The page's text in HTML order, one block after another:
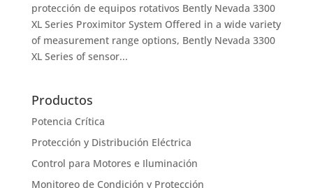
protección de equipos rotativos Bently Nevada 3300
XL Series Proximitor System Offered in a wide variety
of measurement range options, Bently Nevada 3300
XL Series of sensor...
Productos
Potencia Crítica
Protección y Distribución Eléctrica
Control para Motores e Iluminación
Monitoreo de Condición y Protección